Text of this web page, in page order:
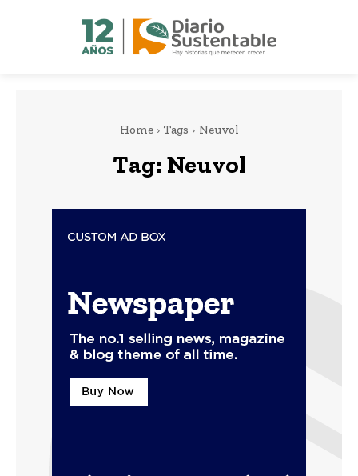
Home Tags Neuvol
Tag: Neuvol